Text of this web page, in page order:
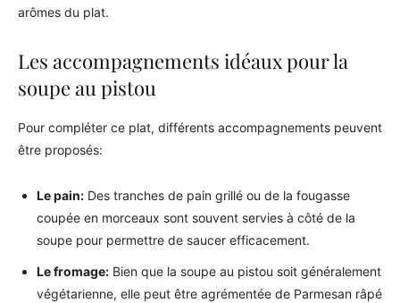
arômes du plat.
Les accompagnements idéaux pour la
soupe au pistou
Pour compléter ce plat, différents accompagnements peuvent
être proposés:
Le pain: Des tranches de pain grillé ou de la fougasse
coupée en morceaux sont souvent servies à côté de la
soupe pour permettre de saucer efficacement.
Le fromage: Bien que la soupe au pistou soit généralement
végétarienne, elle peut être agrémentée de Parmesan râpé